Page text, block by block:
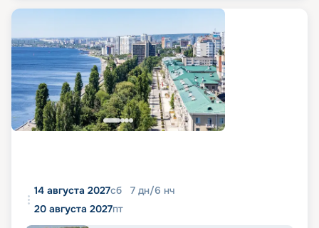
14 августа 2027сб 7 дн/6 нч
20 августа 2027пт